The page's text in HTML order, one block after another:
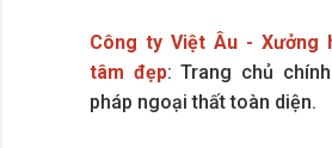
Công ty Việt Âu - Xưởng
tâm đẹp: Trang chủ
pháp ngoại thất toàn diện.